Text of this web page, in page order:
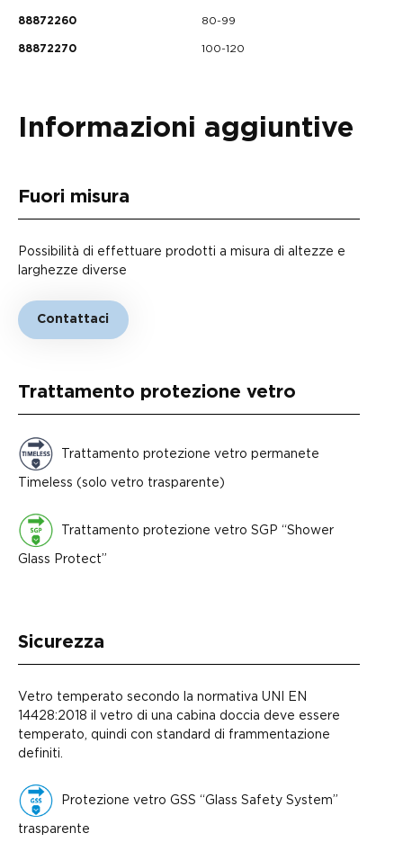
88872260 80-99
88872270 100-120
Informazioni aggiuntive
Fuori misura
Possibilità di effettuare prodotti a misura di altezze e
larghezze diverse
Contattaci
Trattamento protezione vetro
Trattamento protezione vetro permanete
Timeless (solo vetro trasparente)
Trattamento protezione vetro SGP “Shower
Glass Protect”
Sicurezza
Vetro temperato secondo la normativa UNI EN
14428:2018 il vetro di una cabina doccia deve essere
temperato, quindi con standard di frammentazione
definiti.
Protezione vetro GSS “Glass Safety System”
trasparente